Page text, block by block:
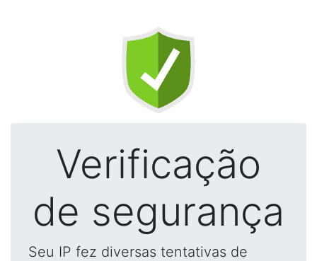
Verificação
de segurança
Seu IP fez diversas tentativas de